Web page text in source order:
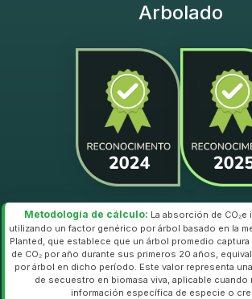
Arbolado
Metodología de cálculo: La absorción de
utilizando un factor genérico por árbol basado en la
Planted, que establece que un árbol promedio captura
de CO₂ por año durante sus primeros 20 años,
por árbol en dicho período. Este valor representa
de secuestro en biomasa viva, aplicable
información específica de especie o